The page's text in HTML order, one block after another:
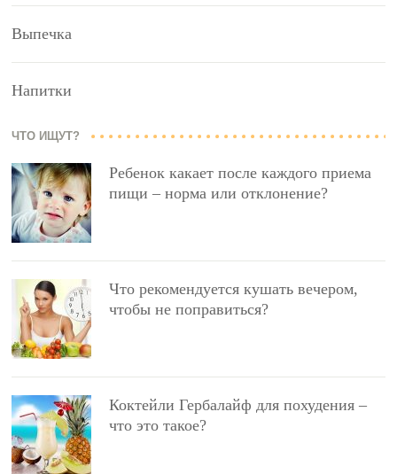
Выпечка
Напитки
ЧТО ИЩУТ?
Ребенок какает после каждого приема
пищи – норма или отклонение?
Что рекомендуется кушать вечером,
чтобы не поправиться?
Коктейли Гербалайф для похудения –
что это такое?